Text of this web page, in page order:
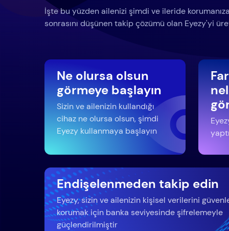
İşte bu yüzden ailenizi şimdi ve ileride
sonrasını düşünen takip çözümü olan Eyezy'yi
Ne olursa olsun
görmeye başlayın
Sizin ve ailenizin kullandığı
cihaz ne olursa olsun, şimdi
Eyezy kullanmaya başlayın
Endişelenmeden takip edin
Eyezy, sizin ve ailenizin kişisel verilerini
korumak için banka seviyesinde şifrelemeyle
güçlendirilmiştir